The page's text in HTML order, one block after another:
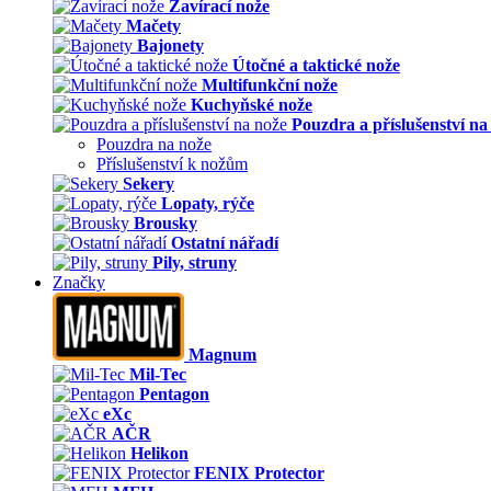
Zavírací nože
Mačety
Bajonety
Útočné a taktické nože
Multifunkční nože
Kuchyňské nože
Pouzdra a příslušenství na
Pouzdra na nože
Příslušenství k nožům
Sekery
Lopaty, rýče
Brousky
Ostatní nářadí
Pily, struny
Značky
Magnum
Mil-Tec
Pentagon
eXc
AČR
Helikon
FENIX Protector